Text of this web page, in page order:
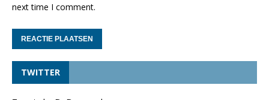
next time I comment.
TWITTER